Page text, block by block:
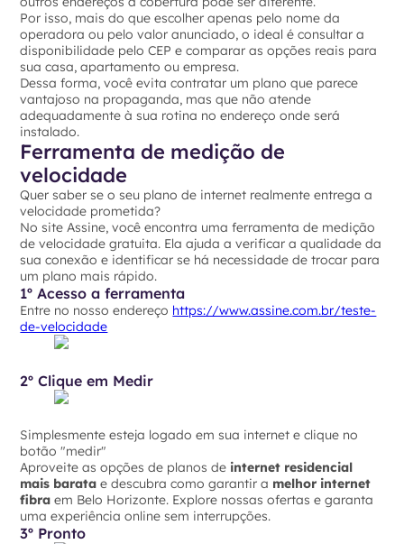
Por isso, mais do que escolher apenas pelo nome da
operadora ou pelo valor anunciado, o ideal é consultar a
disponibilidade pelo CEP e comparar as opções reais para
sua casa, apartamento ou empresa.
Dessa forma, você evita contratar um plano que parece
vantajoso na propaganda, mas que não atende
adequadamente à sua rotina no endereço onde será
instalado.
Ferramenta de medição de
velocidade
Quer saber se o seu plano de internet realmente entrega a
velocidade prometida?
No site Assine, você encontra uma ferramenta de medição
de velocidade gratuita. Ela ajuda a verificar a qualidade da
sua conexão e identificar se há necessidade de trocar para
um plano mais rápido.
1º Acesso a ferramenta
Entre no nosso endereço https://www.assine.com.br/teste-
de-velocidade
2º Clique em Medir
Simplesmente esteja logado em sua internet e clique no
botão "medir"
Aproveite as opções de planos de internet residencial
mais barata e descubra como garantir a melhor internet
fibra em Belo Horizonte. Explore nossas ofertas e garanta
uma experiência online sem interrupções.
3º Pronto